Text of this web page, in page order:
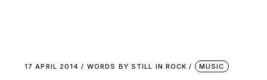
17 APRIL 2014 WORDS BY STILL IN ROCK MUSIC